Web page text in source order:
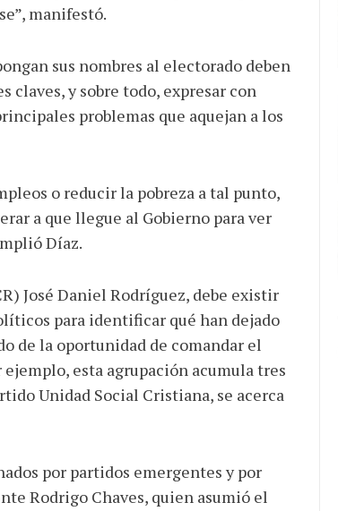
manifestó.
sus nombres al electorado deben
claves, y sobre todo, expresar con
problemas que aquejan a los
o reducir la pobreza a tal punto,
a que llegue al Gobierno para ver
Díaz.
José Daniel Rodríguez, debe existir
para identificar qué han dejado
de la oportunidad de comandar el
esta agrupación acumula tres
Unidad Social Cristiana, se acerca
por partidos emergentes y por
Rodrigo Chaves, quien asumió el